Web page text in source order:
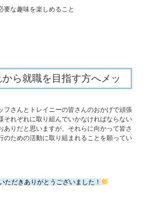
要な趣味を楽しめること
から就職を目指す方へメッ
ジをお願いします！
フさんとトレイニーの皆さんのおかげで頑張
それぞれに取り組んでいかなければならない
ありだと思いますが、それらに向かって皆さ
のための活動に取り組まれることを願ってい
ただきありがとうございました！